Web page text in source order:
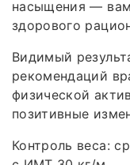
насыщения —
здорового
Видимый
рекомендаций
физической
позитивные
Контроль веса: